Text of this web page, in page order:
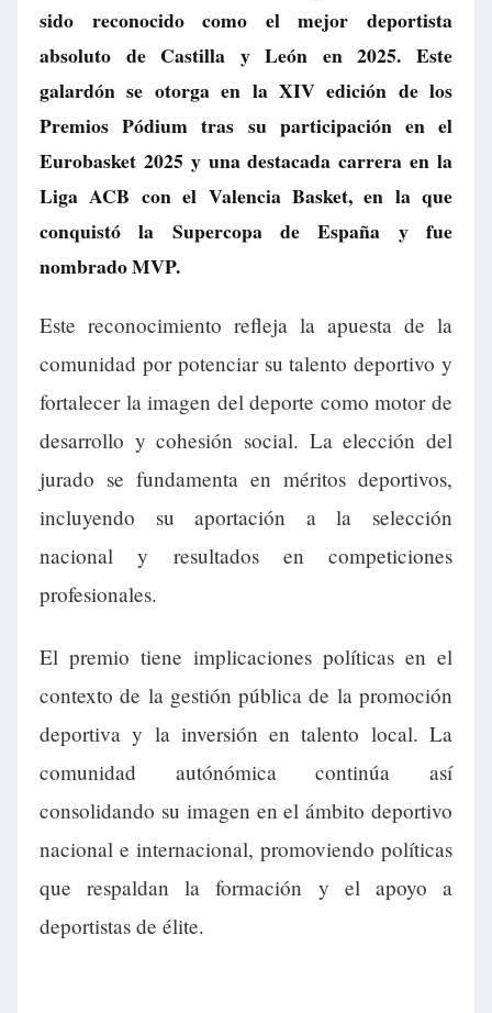
sido reconocido como el mejor deportista
absoluto de Castilla y León en 2025. Este
galardón se otorga en la XIV edición de los
Premios Pódium tras su participación en el
Eurobasket 2025 y una destacada carrera en la
Liga ACB con el Valencia Basket, en la que
conquistó la Supercopa de España y fue
nombrado MVP.
Este reconocimiento refleja la apuesta de la
comunidad por potenciar su talento deportivo y
fortalecer la imagen del deporte como motor de
desarrollo y cohesión social. La elección del
jurado se fundamenta en méritos deportivos,
incluyendo su aportación a la selección
nacional y resultados en competiciones
profesionales.
El premio tiene implicaciones políticas en el
contexto de la gestión pública de la promoción
deportiva y la inversión en talento local. La
comunidad autónómica continúa así
consolidando su imagen en el ámbito deportivo
nacional e internacional, promoviendo políticas
que respaldan la formación y el apoyo a
deportistas de élite.